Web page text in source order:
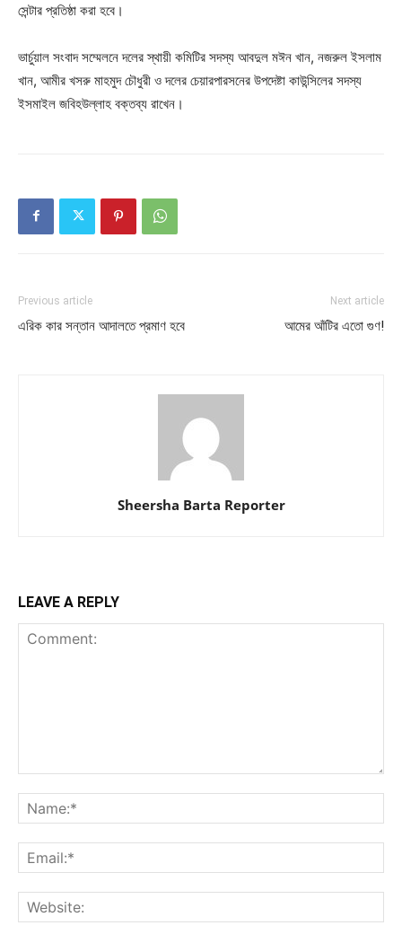
সেন্টার প্রতিষ্ঠা করা হবে।
ভার্চুয়াল সংবাদ সম্মেলনে দলের স্থায়ী কমিটির সদস্য আবদুল মঈন খান, নজরুল ইসলাম
খান, আমীর খসরু মাহমুদ চৌধুরী ও দলের চেয়ারপারসনের উপদেষ্টা কাউন্সিলের সদস্য
ইসমাইল জবিহউল্লাহ বক্তব্য রাখেন।
Previous article
এরিক কার সন্তান আদালতে প্রমাণ হবে
Next article
আমের আঁটির এতো গুণ!
Sheersha Barta Reporter
LEAVE A REPLY